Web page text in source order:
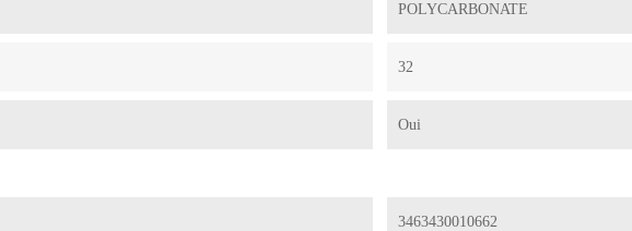
POLYCARBONATE
32
Oui
3463430010662